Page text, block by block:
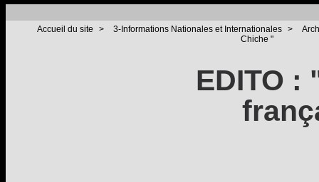
Accueil du site > 3-Informations Nationales et Internationales >
Chiche "
EDITO :